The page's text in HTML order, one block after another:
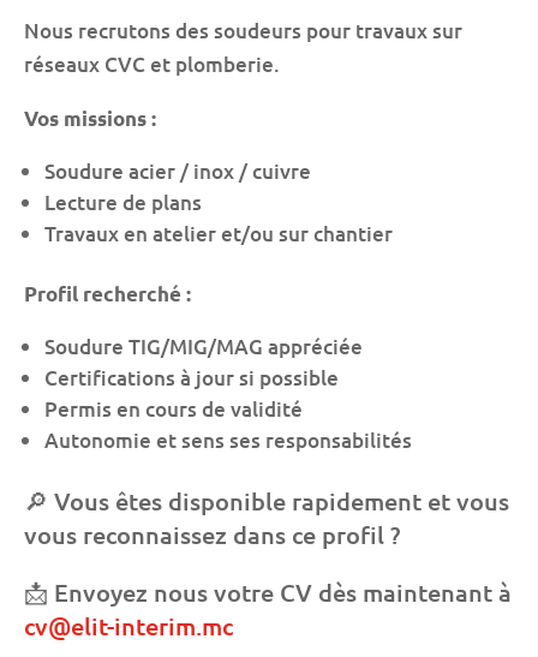
Nous recrutons des soudeurs pour travaux sur
réseaux CVC et plomberie.
Vos missions :
Soudure acier / inox / cuivre
Lecture de plans
Travaux en atelier et/ou sur chantier
Profil recherché :
Soudure TIG/MIG/MAG appréciée
Certifications à jour si possible
Permis en cours de validité
Autonomie et sens ses responsabilités
🔎 Vous êtes disponible rapidement et vous
vous reconnaissez dans ce profil ?
📩 Envoyez nous votre CV dès maintenant à
cv@elit-interim.mc